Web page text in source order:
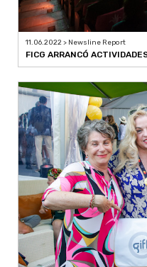
11.06.2022 > Newsline Report
FICG ARRANCÓ